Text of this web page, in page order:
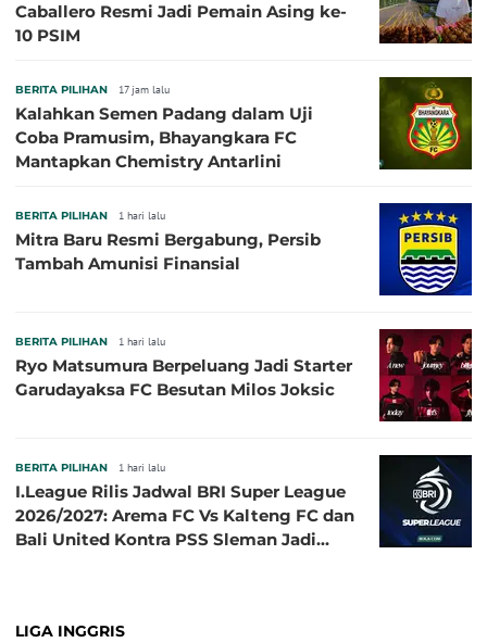
Caballero Resmi Jadi Pemain Asing ke-
10 PSIM
BERITA PILIHAN 17 jam lalu
Kalahkan Semen Padang dalam Uji
Coba Pramusim, Bhayangkara FC
Mantapkan Chemistry Antarlini
BERITA PILIHAN 1 hari lalu
Mitra Baru Resmi Bergabung, Persib
Tambah Amunisi Finansial
BERITA PILIHAN 1 hari lalu
Ryo Matsumura Berpeluang Jadi Starter
Garudayaksa FC Besutan Milos Joksic
BERITA PILIHAN 1 hari lalu
I.League Rilis Jadwal BRI Super League
2026/2027: Arema FC Vs Kalteng FC dan
Bali United Kontra PSS Sleman Jadi
LIGA INGGRIS